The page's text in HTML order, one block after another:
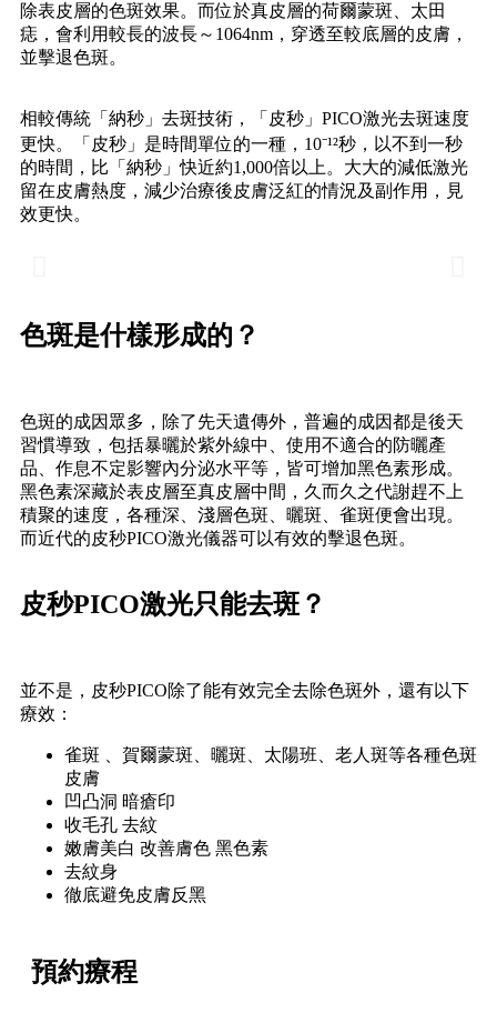
除表皮層的色斑效果。而位於真皮層的荷爾蒙斑、太田
痣，會利用較長的波長～ 1064nm ，穿透至較底層的皮膚，
並擊退色斑。
相較傳統「納秒」去斑技術，「皮秒 」 PICO激光去斑速度
更快。
「皮秒」是時間單位的一種，10⁻¹²秒，以不到一秒
的時間，比 「納秒」快近約1,000倍以上。大大的減低激光
留在皮膚熱度，減少治療後皮膚泛紅的情況及副作用，見
效更快。
色斑是什樣形成的？
色斑的成因眾多，除了先天遺傳外，普遍的成因都是後天
習慣導致，包括暴曬於紫外線中、使用不適合的防曬產
品、作息不定影響內分泌水平等，皆可增加黑色素形成。
黑色素深藏於表皮層至真皮層中間，久而久之代謝趕不上
積聚的速度，各種深、淺層色斑、曬斑、雀斑便會出現。
而近代的皮秒PICO激光儀器可以有效的擊退色斑。
皮秒PICO激光只能去斑？
並不是，皮秒PICO除了能有效完全去除色斑外，還有以下
療效：
雀斑 、賀爾蒙斑、曬斑、太陽班、老人斑等各種色斑
皮膚
凹凸洞 暗瘡印
收毛孔 去紋
嫩膚美白 改善膚色 黑色素
去紋身
徹底避免皮膚反黑
預約療程